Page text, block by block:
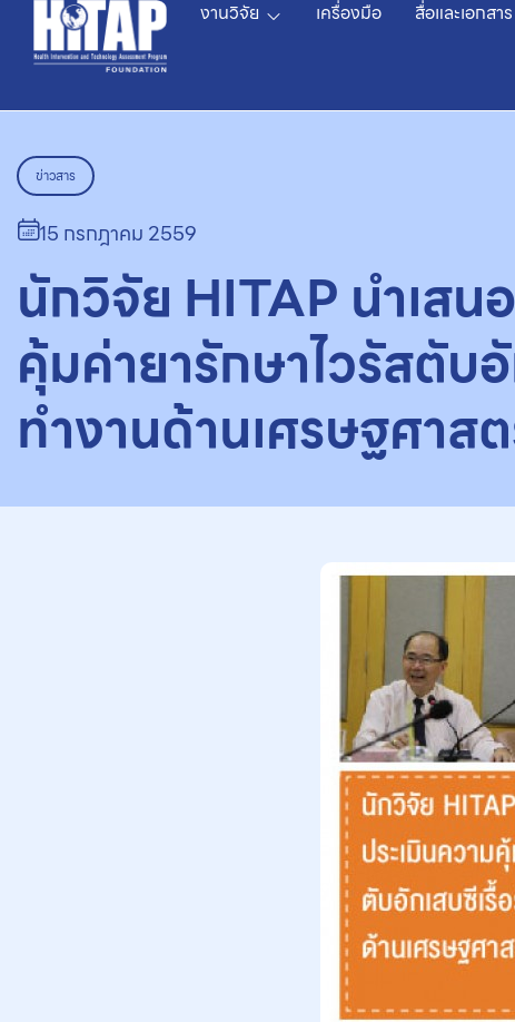
งานวิจัย เครื่องมือ สื่อและเอกสาร
ข่าวสาร
15 กรกฎาคม 2559
นักวิจัย HITAP นำเสน
คุ้มค่ายารักษาไวรัสตับ
ทำงานด้านเศรษฐศาส